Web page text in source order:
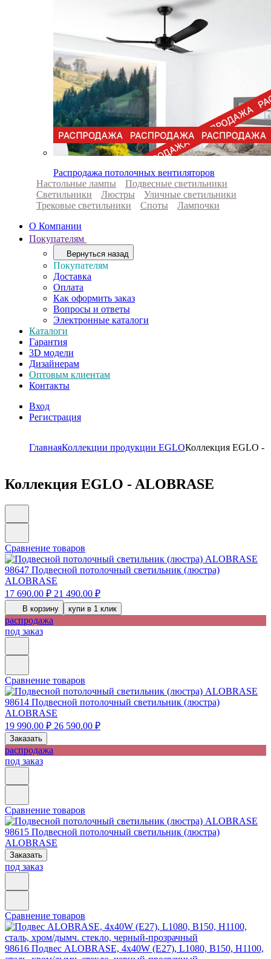
Распродажа потолочных вентиляторов
Настольные лампы
Подвесные светильники
Светильники
Люстры
Уличные светильники
Трековые светильники
Споты
Лампочки
О Компании
Покупателям
Вернуться назад
Покупателям
Доставка
Оплата
Как оформить заказ
Вопросы и ответы
Электронные каталоги
Каталоги
Гарантия
3D модели
Дизайнерам
Оптовым клиентам
Контакты
Вход
Регистрация
ГлавнаяКоллекции продукции EGLOКоллекция EGLO -
Коллекция EGLO - ALOBRASE
Сравнение товаров
98647 Подвесной потолочный светильник (люстра)
ALOBRASE
17 690.00 ₽ 21 490.00 ₽
В корзину купи в 1 клик
распродажа
под заказ
Сравнение товаров
98614 Подвесной потолочный светильник (люстра)
ALOBRASE
19 990.00 ₽ 26 590.00 ₽
Заказать
распродажа
под заказ
Сравнение товаров
98615 Подвесной потолочный светильник (люстра)
ALOBRASE
Заказать
под заказ
Сравнение товаров
98616 Подвес ALOBRASE, 4х40W (E27), L1080, B150, H1100,